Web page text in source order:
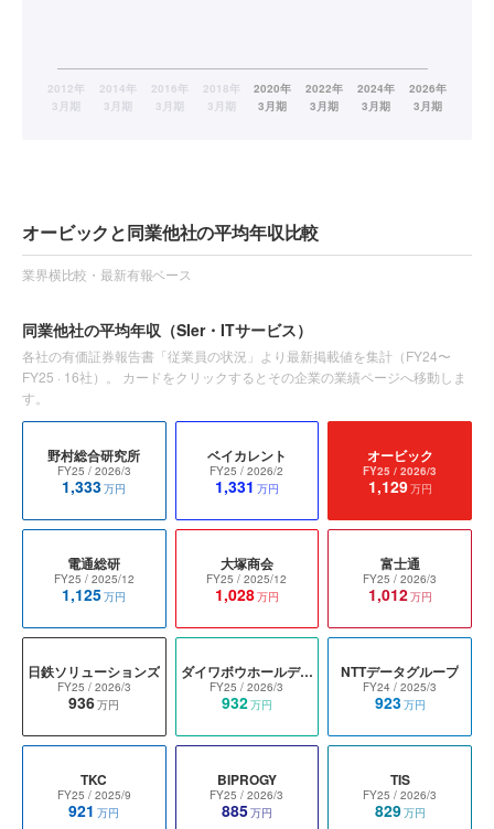
オービックと同業他社の平均年収比較
業界横比較・最新有報ベース
同業他社の平均年収 （SIer・ITサービス）
各社の有価証券報告書「従業員の状況」より最新掲載値を集計（FY24〜
FY25 · 16社）。 カードをクリックするとその企業の業績ページへ移動しま
す。
野村総合研究所
FY25 / 2026/3
1,333万円
ベイカレント
FY25 / 2026/2
1,331 万円
オービック
FY25 / 2026/3
1,129万円
電通総研
FY25 / 2025/12
1,125万円
大塚商会
FY25 / 2025/12
1,028万円
富士通
FY25 / 2026/3
1,012万円
日鉄ソリューションズ
FY25 / 2026/3
936万円
ダイワボウホールディングス
FY25 / 2026/3
932万円
NTTデータグループ
FY24 / 2025/3
923万円
TKC
FY25 / 2025/9
921 万円
BIPROGY
FY25 / 2026/3
885万円
TIS
FY25 / 2026/3
829万円